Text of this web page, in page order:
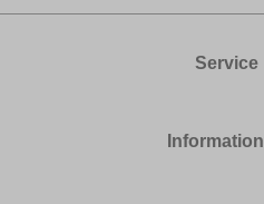
Service